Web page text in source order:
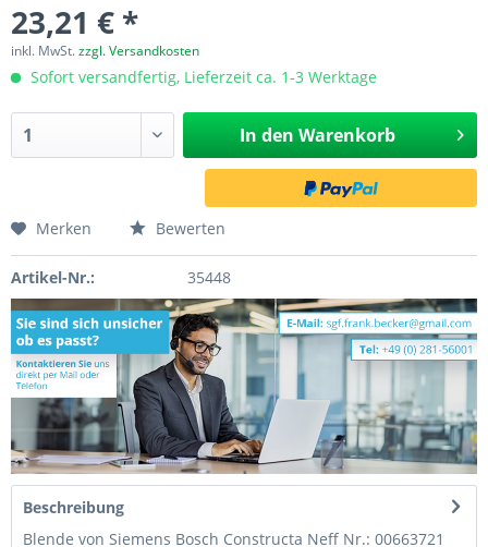
23,21 € *
inkl. MwSt.zzgl. Versandkosten
Sofort versandfertig, Lieferzeit ca. 1-3 Werktage
In den Warenkorb
Merken Bewerten
Artikel-Nr.: 35448
Beschreibung
Blende von Siemens Bosch Constructa Neff Nr.: 00663721